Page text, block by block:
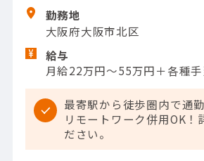
勤務地
大阪府大阪市北区
給与
月給22万円～55万円＋各種
最寄駅から徒歩圏内で通
リモートワーク併用OK！
ださい。